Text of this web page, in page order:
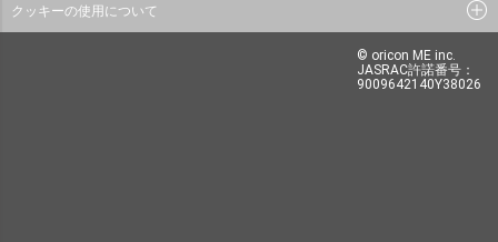
クッキーの使用について
© oricon ME inc.
JASRAC許諾番号：
9009642140Y38026